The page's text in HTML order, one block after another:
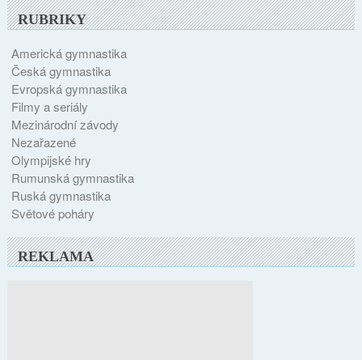
RUBRIKY
Americká gymnastika
Česká gymnastika
Evropská gymnastika
Filmy a seriály
Mezinárodní závody
Nezařazené
Olympijské hry
Rumunská gymnastika
Ruská gymnastika
Světové poháry
REKLAMA